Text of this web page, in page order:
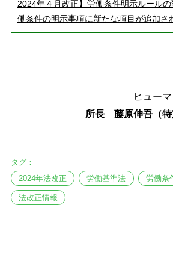
2024年４月改正】労働条件明示ルール
働条件の明示事項に新たな項目が追加
ヒュー
所長 藤原伸吾（特
タグ：
2024年法改正
労働基準法 労働条
法改正情報